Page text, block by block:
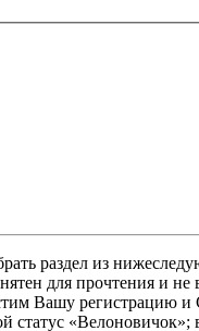
раздел из
для прочтения и
Вашу регистрацию и